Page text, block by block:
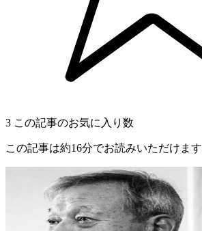
3 この記事のお気に入り数
この記事は約16分でお読みいただけます